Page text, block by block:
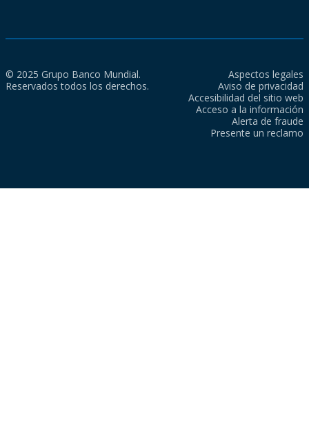
© 2025 Grupo Banco Mundial.
Reservados todos los derechos.
Aspectos legales
Aviso de privacidad
Accesibilidad del sitio web
Acceso a la información
Alerta de fraude
Presente un reclamo